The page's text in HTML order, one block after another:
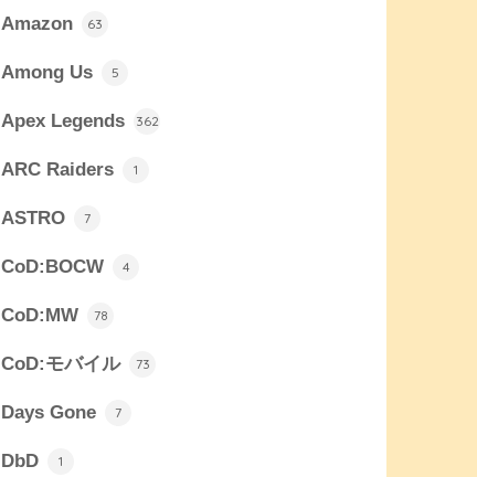
Amazon 63
Among Us 5
Apex Legends 362
ARC Raiders 1
ASTRO 7
CoD:BOCW 4
CoD:MW 78
CoD:モバイル 73
Days Gone 7
DbD 1